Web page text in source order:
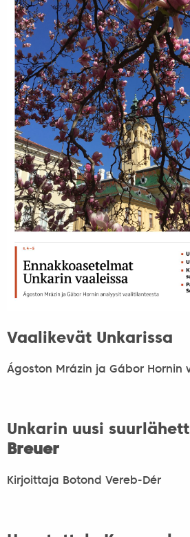
Vaalikevät Unkarissa
Ágoston Mrázin ja Gábor Hornin
Unkarin uusi
Breuer
Kirjoittaja Botond Vereb-Dér